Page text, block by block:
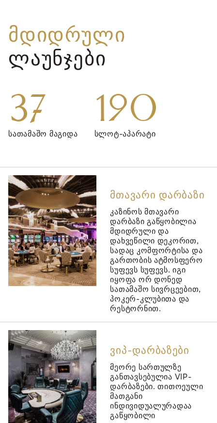
ᲛᲓᲘᲓᲠᲣᲚᲘ
ᲚᲐᲣᲜᲯᲔᲑᲘ
37
სათამაშო მაგიდა
190
სლოტ-აპარატი
ᲛᲗᲐᲕᲐᲠᲘ ᲓᲐᲠᲑᲐᲖᲘ
კაზინოს მთავარი
დარბაზი გაწყობილია
მდიდრული და
დახვეწილი დეკორით,
სადაც კომფორტისა და
გართობის ატმოსფერო
სუფევს სუფევს. იგი
იყოფა ორ დონედ
სათამაშო სივრცეებით,
პოკერ-კლუბითა და
რესტორნით.
ᲕᲘᲞ-ᲓᲐᲠᲑᲐᲖᲔᲑᲘ
მეორე სართულზე
განთავსებულია VIP-
დარბაზები. თითოეული
მათგანი
ინდივიდუალურადაა
გაწყობილი